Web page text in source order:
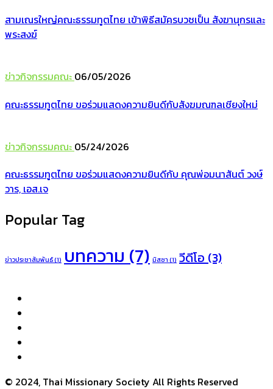
สามเณรใหญ่คณะธรรมทูตไทย เข้าพิธีสมัครบวชเป็น สังฆานุกรและ
พระสงฆ์
ข่าวกิจกรรมคณะ 06/05/2026
คณะธรรมทูตไทย ขอร่วมแสดงความยินดีกับสังฆมณฑลเชียงใหม่
ข่าวกิจกรรมคณะ 05/24/2026
คณะธรรมทูตไทย ขอร่วมแสดงความยินดีกับ คุณพ่อมนาสันต์ วงษ์
วาร, เอส.เจ
Popular Tag
ข่าวประชาสัมพันธ์(1) บทความ(7) มิสซา(1) วีดีโอ(3)
© 2024, Thai Missionary Society All Rights Reserved